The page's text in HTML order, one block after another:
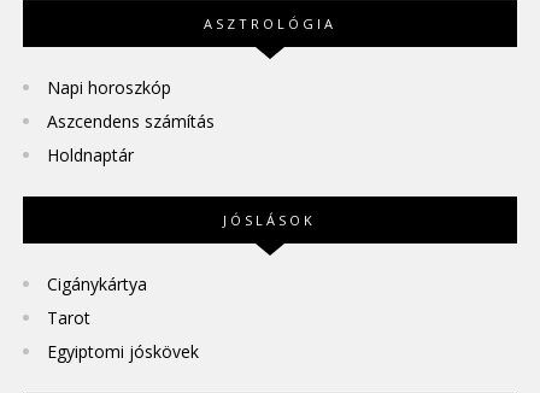
ASZTROLÓGIA
Napi horoszkóp
Aszcendens számítás
Holdnaptár
JÓSLÁSOK
Cigánykártya
Tarot
Egyiptomi jóskövek